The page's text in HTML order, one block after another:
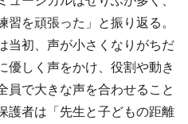
を頑張った」と振り返る。
当初、声が小さくなりがちだ
優しく声をかけ、役割や動き
員で大きな声を合わせること
護者は「先生と子どもの距離